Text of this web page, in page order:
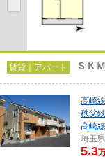
賃貸｜アパート ＳＫ
高崎線
秩父
高崎線
埼玉県
5.3